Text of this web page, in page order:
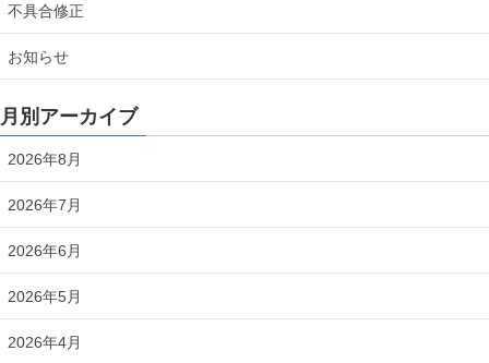
不具合修正
お知らせ
月別アーカイブ
2026年8月
2026年7月
2026年6月
2026年5月
2026年4月